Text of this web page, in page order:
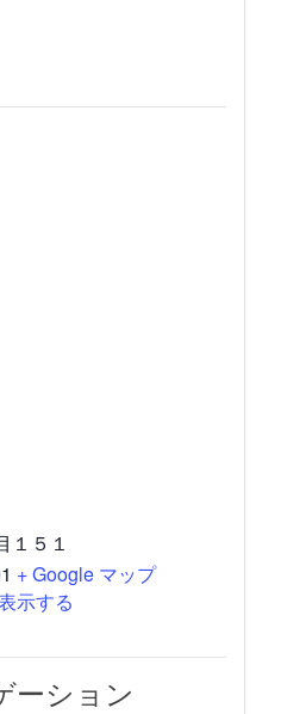
１５１
+ Google マップ
示する
ーション